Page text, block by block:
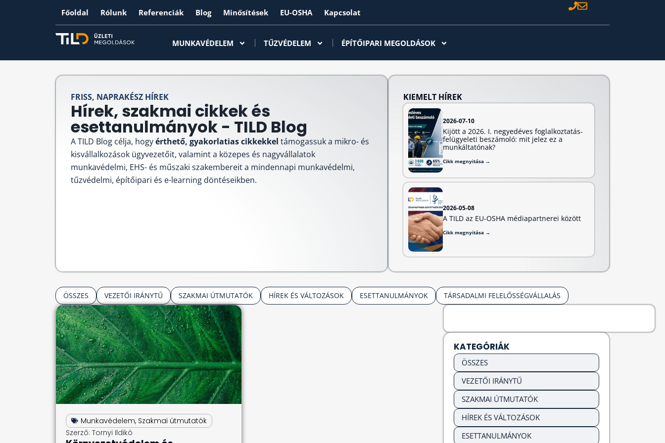
Főoldal Rólunk Referenciák Blog Minősítések EU-OSHA Kapcsolat
MUNKAVÉDELEM TŰZVÉDELEM ÉPÍTŐIPARI MEGOLDÁSOK
FRISS, NAPRAKÉSZ HÍREK
Hírek, szakmai cikkek és
esettanulmányok - TILD Blog
A TILD Blog célja, hogyérthető, gyakorlatias cikkekkel támogassuk a mikro- és
kisvállalkozások ügyvezetőit, valamint a közepes és nagyvállalatok
munkavédelmi, EHS- és műszaki szakembereit a mindennapi munkavédelmi,
tűzvédelmi, építőipari és e-learning döntéseikben.
KIEMELT HÍREK
2026-07-10
Kijött a 2026. I. negyedéves foglalkoztatás-
felügyeleti beszámoló: mit jelez ez a
munkáltatónak?
Cikk megnyitása →
2026-05-08
A TILD az EU-OSHA médiapartnerei között
Cikk megnyitása →
ÖSSZES VEZETŐI IRÁNYTŰ SZAKMAI ÚTMUTATÓK HÍREK ÉS VÁLTOZÁSOK ESETTANULMÁNYOK TÁRSADALMI FELELŐSSÉGVÁLLALÁS
Munkavédelem, Szakmai útmutatók
Szerző: Tornyi Ildikó
KATEGÓRIÁK
ÖSSZES
VEZETŐI IRÁNYTŰ
SZAKMAI ÚTMUTATÓK
HÍREK ÉS VÁLTOZÁSOK
ESETTANULMÁNYOK